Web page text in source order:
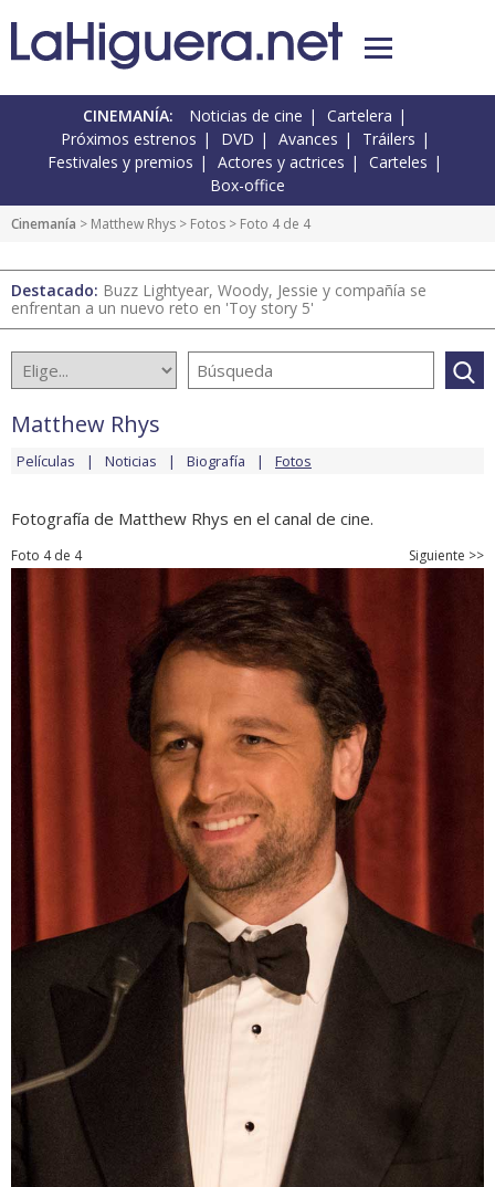
CINEMANÍA: Noticias de cine
Cartelera
Próximos estrenos
DVD Avances
Tráilers
Festivales y premios
Actores y actrices
Carteles
Box-office
Cinemanía > Matthew Rhys > Fotos > Foto 4 de 4
Destacado: Buzz Lightyear, Woody, Jessie y compañía se
enfrentan a un nuevo reto en 'Toy story 5'
Matthew Rhys
Películas Noticias Biografía Fotos
Fotografía de Matthew Rhys en el canal de cine.
Foto 4 de 4 Siguiente >>